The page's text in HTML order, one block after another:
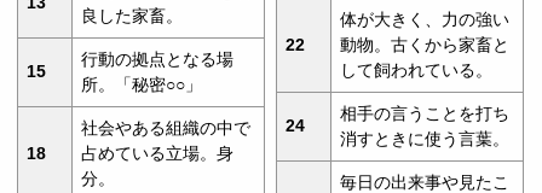
良した家畜。
15
行動の拠点となる場
所。「秘密○○」
18
社会やある組織の中で
占めている立場。身
分。
22
体が大きく、力の強い
動物。古くから家畜と
して飼われている。
24
相手の言うことを打ち
消すときに使う言葉。
毎日の出来事や見たこ